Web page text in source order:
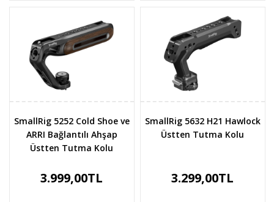
SmallRig 5252 Cold Shoe ve
ARRI Bağlantılı Ahşap
Üstten Tutma Kolu
3.999,00TL
SmallRig 5632 H21 Hawlock
Üstten Tutma Kolu
3.299,00TL